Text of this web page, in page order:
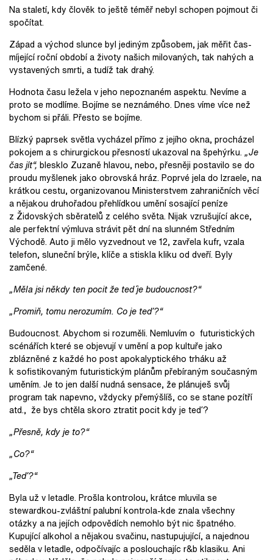
Na staletí, kdy člověk to ještě téměř nebyl schopen pojmout či
spočítat.
Západ a východ slunce byl jediným způsobem, jak měřit čas-
míjející roční období a životy našich milovaných, tak nahých a
vystavených smrti, a tudíž tak drahý.
Hodnota času ležela v jeho nepoznaném aspektu. Nevíme a
proto se modlíme. Bojíme se neznámého. Dnes víme více než
bychom si přáli. Přesto se bojíme.
Blízký paprsek světla vycházel přímo z jejího okna, procházel
pokojem a s chirurgickou přesností ukazoval na špehýrku. „Je
čas jít“, blesklo Zuzaně hlavou, nebo, přesněji postavilo se do
proudu myšlenek jako obrovská hráz. Poprvé jela do Izraele, na
krátkou cestu, organizovanou Ministerstvem zahraničních věcí
a nějakou druhořadou přehlídkou umění sosající peníze
z Židovských sběratelů z celého světa. Nijak vzrušující akce,
ale perfektní výmluva strávit pět dní na slunném Středním
Východě. Auto ji mělo vyzvednout ve 12, zavřela kufr, vzala
telefon, sluneční brýle, klíče a stiskla kliku od dveří. Byly
zamčené.
„Měla jsi někdy ten pocit že ted´ je budoucnost?“
„Promiň, tomu nerozumím. Co je teď?“
Budoucnost. Abychom si rozuměli. Nemluvím o futuristických
scénářích které se objevují v umění a pop kultuře jako
zblázněné z každé ho post apokalyptického trháku až
k sofistikovaným futuristickým plánům přebíraným současným
uměním. Je to jen další nudná sensace, že plánuješ svůj
program tak napevno, vždycky přemýšlíš, co se stane pozítří
atd., že bys chtěla skoro ztratit pocit kdy je teď?
„Přesně, kdy je to?“
„Co?“
„Teď?“
Byla už v letadle. Prošla kontrolou, krátce mluvila se
stewardkou-zvláštní palubní kontrola-kde znala všechny
otázky a na jejích odpovědích nemohlo být nic špatného.
Kupující alkohol a nějakou svačinu, nastupujující, a najednou
seděla v letadle, odpočívajíc a poslouchajíc r&b klasiku. Ani